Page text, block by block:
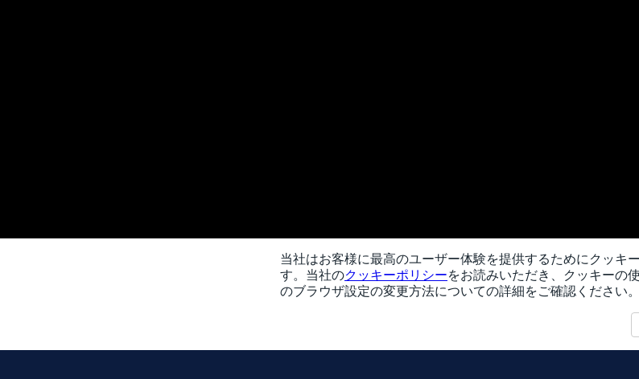
当社はお客様に最高のユーザー体験を提供するためにクッキ
す。当社のクッキーポリシーをお読みいただき、クッキーの
のブラウザ設定の変更方法についての詳細をご確認ください。